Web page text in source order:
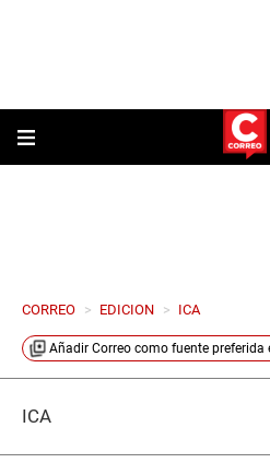
CORREO > EDICION > ICA
Añadir Correo como fuente preferida
ICA